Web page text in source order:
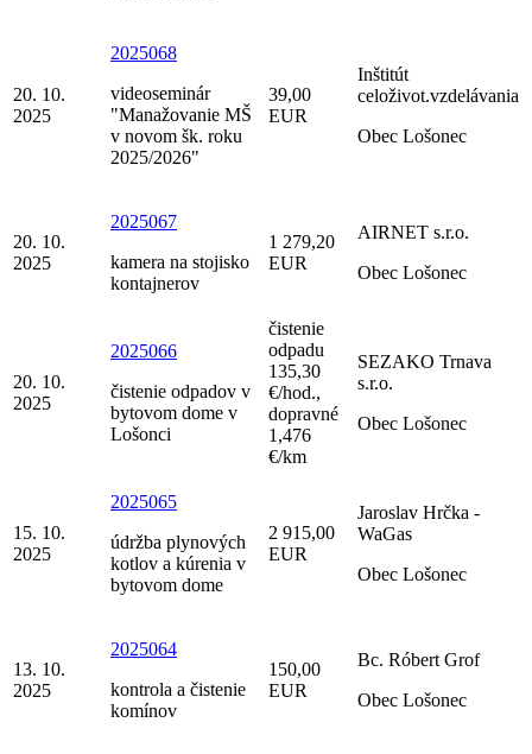
20. 10.
2025
2025068
videoseminár
"Manažovanie MŠ
v novom šk. roku
2025/2026"
39,00
EUR
Inštitút
celoživot.vzdelávania
Obec Lošonec
20. 10.
2025
2025067
kamera na stojisko
kontajnerov
1 279,20
EUR
AIRNET s.r.o.
Obec Lošonec
20. 10.
2025
2025066
čistenie odpadov v
bytovom dome v
Lošonci
čistenie
odpadu
135,30
€/hod.,
dopravné
1,476
€/km
SEZAKO Trnava
s.r.o.
Obec Lošonec
15. 10.
2025
2025065
údržba plynových
kotlov a kúrenia v
bytovom dome
2 915,00
EUR
Jaroslav Hrčka -
WaGas
Obec Lošonec
13. 10.
2025
2025064
kontrola a čistenie
komínov
150,00
EUR
Bc. Róbert Grof
Obec Lošonec